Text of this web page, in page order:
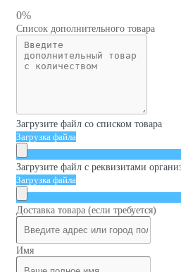
0%
Список дополнительного товара
Загрузите файл со списком товара
Загрузка файла
Загрузите файл с реквизитами
Загрузка файла
Доставка товара (если требуется)
Имя